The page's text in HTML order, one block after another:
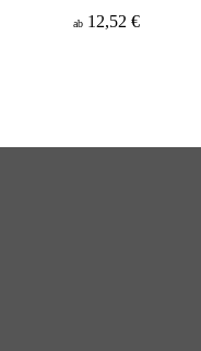
ab 12,52 €